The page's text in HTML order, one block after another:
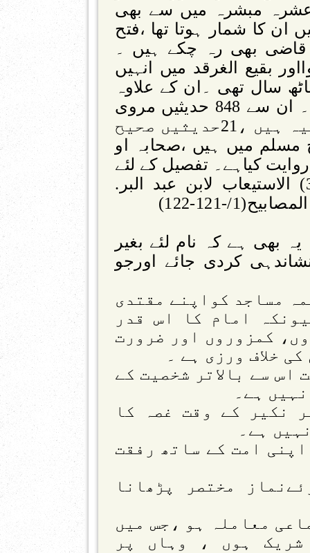
مبشرہ میں سے بھی
ان کا شمار ہوتا تھا ،فتح
بھی رہ چکے ہیں ۔
ہوااور بقیع الغرقد میں انہیں
سال تھی ۔ان کے علاوہ
کئ ایک ان کے مناقب و فضائل ہیں ۔ ان سے 848 حدیثیں مروی
ہیں ،جن میں64 حدیثیں متفق علیہ ہیں ،21حدیثیں صحیح
صحیح مسلم میں ہیں ،صحابہ او
کیاہے۔ تفصیل کے لئے
دیکھیں ۔( الإصابة :ج2 ص370، 368) الاستيعاب لابن عبد البر.
121-122)
بھی ہے کہ نام لئے بغیر
کردی جائے اورجو
مساجد کواپنے مقتدی
امام کا اس قدر
کمزوروں اور ضرورت
خلاف ورزی ہے ۔
اس سے بالاتر شخصیت کے
ہے۔
نکیر کے وقت غصہ کا
ہے۔
امت کے ساتھ رفقت
مختصر پڑھانا
معاملہ ہو ،جس میں
ہوں ، وہاں پر